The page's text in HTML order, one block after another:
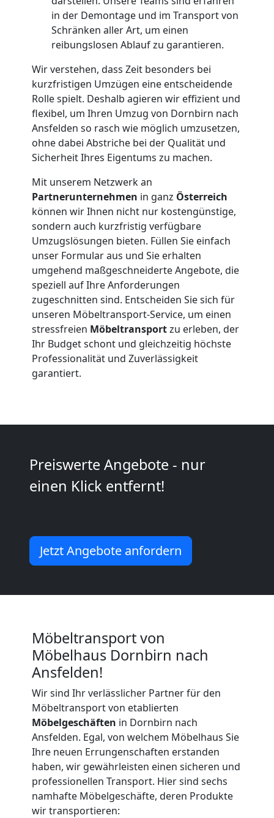
in der Demontage und im Transport von
Schränken aller Art, um einen
reibungslosen Ablauf zu garantieren.
Wir verstehen, dass Zeit besonders bei
kurzfristigen Umzügen eine entscheidende
Rolle spielt. Deshalb agieren wir effizient und
flexibel, um Ihren Umzug von Dornbirn nach
Ansfelden so rasch wie möglich umzusetzen,
ohne dabei Abstriche bei der Qualität und
Sicherheit Ihres Eigentums zu machen.
Mit unserem Netzwerk an
Partnerunternehmen in ganz Österreich
können wir Ihnen nicht nur kostengünstige,
sondern auch kurzfristig verfügbare
Umzugslösungen bieten. Füllen Sie einfach
unser Formular aus und Sie erhalten
umgehend maßgeschneiderte Angebote, die
speziell auf Ihre Anforderungen
zugeschnitten sind. Entscheiden Sie sich für
unseren Möbeltransport-Service, um einen
stressfreien Möbeltransportzu erleben, der
Ihr Budget schont und gleichzeitig höchste
Professionalität und Zuverlässigkeit
garantiert.
Preiswerte Angebote - nur
einen Klick entfernt!
Jetzt Angebote anfordern
Möbeltransport von
Möbelhaus Dornbirn nach
Ansfelden!
Wir sind Ihr verlässlicher Partner für den
Möbeltransport von etablierten
Möbelgeschäften in Dornbirn nach
Ansfelden. Egal, von welchem Möbelhaus Sie
Ihre neuen Errungenschaften erstanden
haben, wir gewährleisten einen sicheren und
professionellen Transport. Hier sind sechs
namhafte Möbelgeschäfte, deren Produkte
wir transportieren:
Anfrage
Möbeltransport
National
Möbeltransport
International
Beiladung
National
Beiladung
International
Internationaler
Umzug